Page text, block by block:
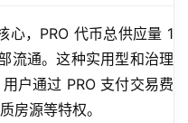
，PRO 代币总供应量 1
流通。这种实用型和治理
户通过 PRO 支付交易费
房源等特权。